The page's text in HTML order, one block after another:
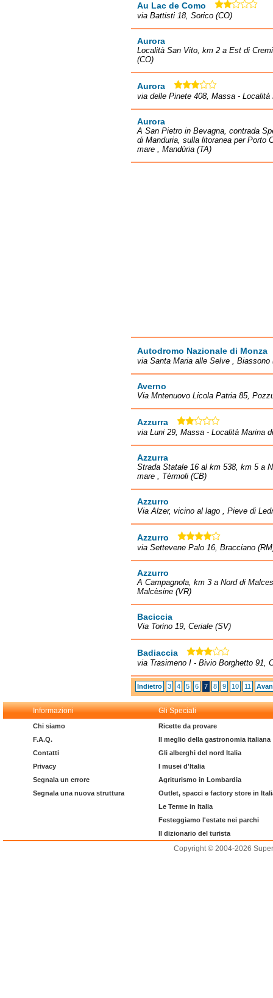
Au Lac de Como
via Battisti 18, Sorico (CO)
Aurora
Località San Vito, km 2 a Est di
(CO)
Aurora
via delle Pinete 408, Massa -
Aurora
A San Pietro in Bevagna, contrada
di Manduria, sulla litoranea per Porto
mare , Mandùria (TA)
Autodromo Nazionale di Monza
via Santa Maria alle Selve , Biassono
Averno
Via Mntenuovo Licola Patria 85,
Azzurra
via Luni 29, Massa - Località Marina
Azzurra
Strada Statale 16 al km 538, km 5 a
mare , Tèrmoli (CB)
Azzurro
Via Alzer, vicino al lago , Pieve di
Azzurro
via Settevene Palo 16, Bracciano
Azzurro
A Campagnola, km 3 a Nord di
Malcèsine (VR)
Baciccia
Via Torino 19, Ceriale (SV)
Badiaccia
via Trasimeno I - Bivio Borghetto 91,
Indietro 3 4 5 6 7 8 9 10 11
Informazioni Gli Speciali
Chi siamo
F.A.Q.
Contatti
Privacy
Segnala un errore
Segnala una nuova struttura
Ricette da provare
Il meglio della gastronomia italiana
Gli alberghi del nord Italia
I musei d'Italia
Agriturismo in Lombardia
Outlet, spacci e factory store in
Le Terme in Italia
Festeggiamo l'estate nei parchi
Il dizionario del turista
Copyright © 2004-2026